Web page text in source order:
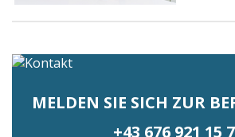
MELDEN SIE SICH ZUR
+43 676 921 15